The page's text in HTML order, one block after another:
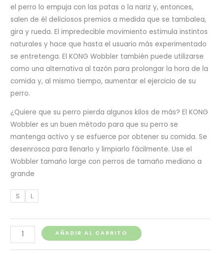
S/ 79.00
hasta
S/ 99.00
el perro lo empuja con las patas o la nariz y, entonces,
salen de él deliciosos premios a medida que se tambalea,
gira y rueda. El impredecible movimiento estimula instintos
naturales y hace que hasta el usuario más experimentado
se entretenga. El KONG Wobbler también puede utilizarse
como una alternativa al tazón para prolongar la hora de la
comida y, al mismo tiempo, aumentar el ejercicio de su
perro.
¿Quiere que su perro pierda algunos kilos de más? El KONG
Wobbler es un buen método para que su perro se
mantenga activo y se esfuerce por obtener su comida. Se
desenrosca para llenarlo y limpiarlo fácilmente. Use el
Wobbler tamaño large con perros de tamaño mediano a
grande
S L
Kong
Wobbler
AÑADIR AL CARRITO